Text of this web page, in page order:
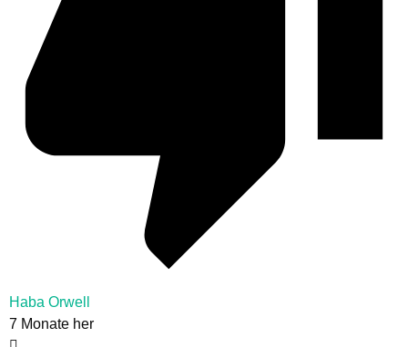
Haba Orwell
7 Monate her